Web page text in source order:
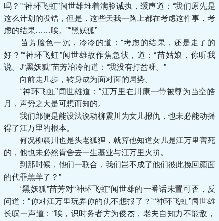
吗？”“神环飞虹”闻世雄堆着满脸诚执，缓声道：“我们原先是
这么计划的没错，但是，这些天我一路上都在考虑这件事，考
虑的结果……唉。”“黑妖狐”
苗芳脸色一沉，冷冷的道：“考虑的结果，还是走了的
好？”“神环飞虹”闻世雄故作焦急状，道：“苗姑娘，你听我
说。J“黑妖狐”苗芳冶冷的道：“我没有打岔呀。”
向前走几步，转身成为面对面的局势。
“神环飞虹”闻世雄道：“江万里在川康一带被尊为当空皓
月，声势之大是可想而知的。
我们郎便是能设法说动柳震川为女儿报仇，也未必能动摇
得了江万里的根本。
何况柳震川也是头老狐狸，就算他知道女儿是江万里害死
的，他也未必然肯舍去一生基业与江万里火拚。
到那时候，他们一联合，我们岂不成了他们彼此挽回颜面
的代罪羔羊了？”
“黑妖狐”苗芳对“神环飞虹”闻世雄的一番话未置可否，反
问道：“你对江万里玩弄你的仇不想报了？”“神环飞虹”闻世雄
长叹一声道：“唉，识时务者方为俊杰，老夫自知力不能敌，